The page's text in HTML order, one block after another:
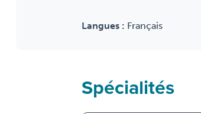
Langues : Français
Spécialités